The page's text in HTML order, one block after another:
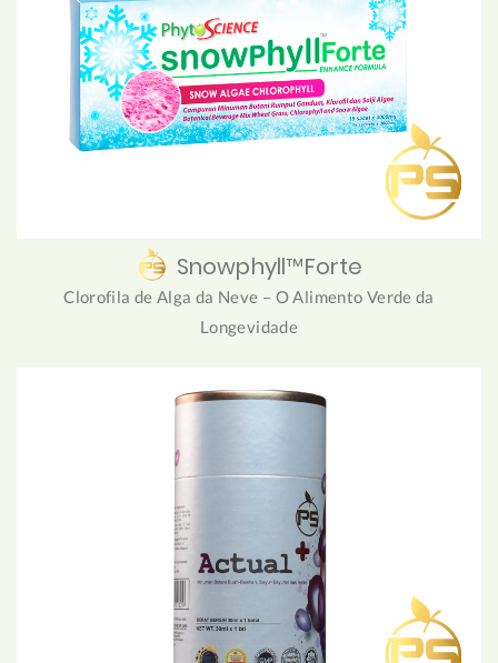
Snowphyll™Forte
Clorofila de Alga da Neve – O Alimento Verde da
Longevidade